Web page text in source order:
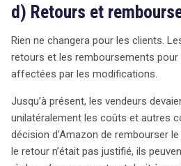
d) Retours et
Rien ne changera pour les clients.
retours et les remboursements
affectées par les modifications.
Jusqu’à présent, les vendeurs
unilatéralement les coûts et autres
décision d’Amazon de rembourser
le retour n’était pas justifié, ils